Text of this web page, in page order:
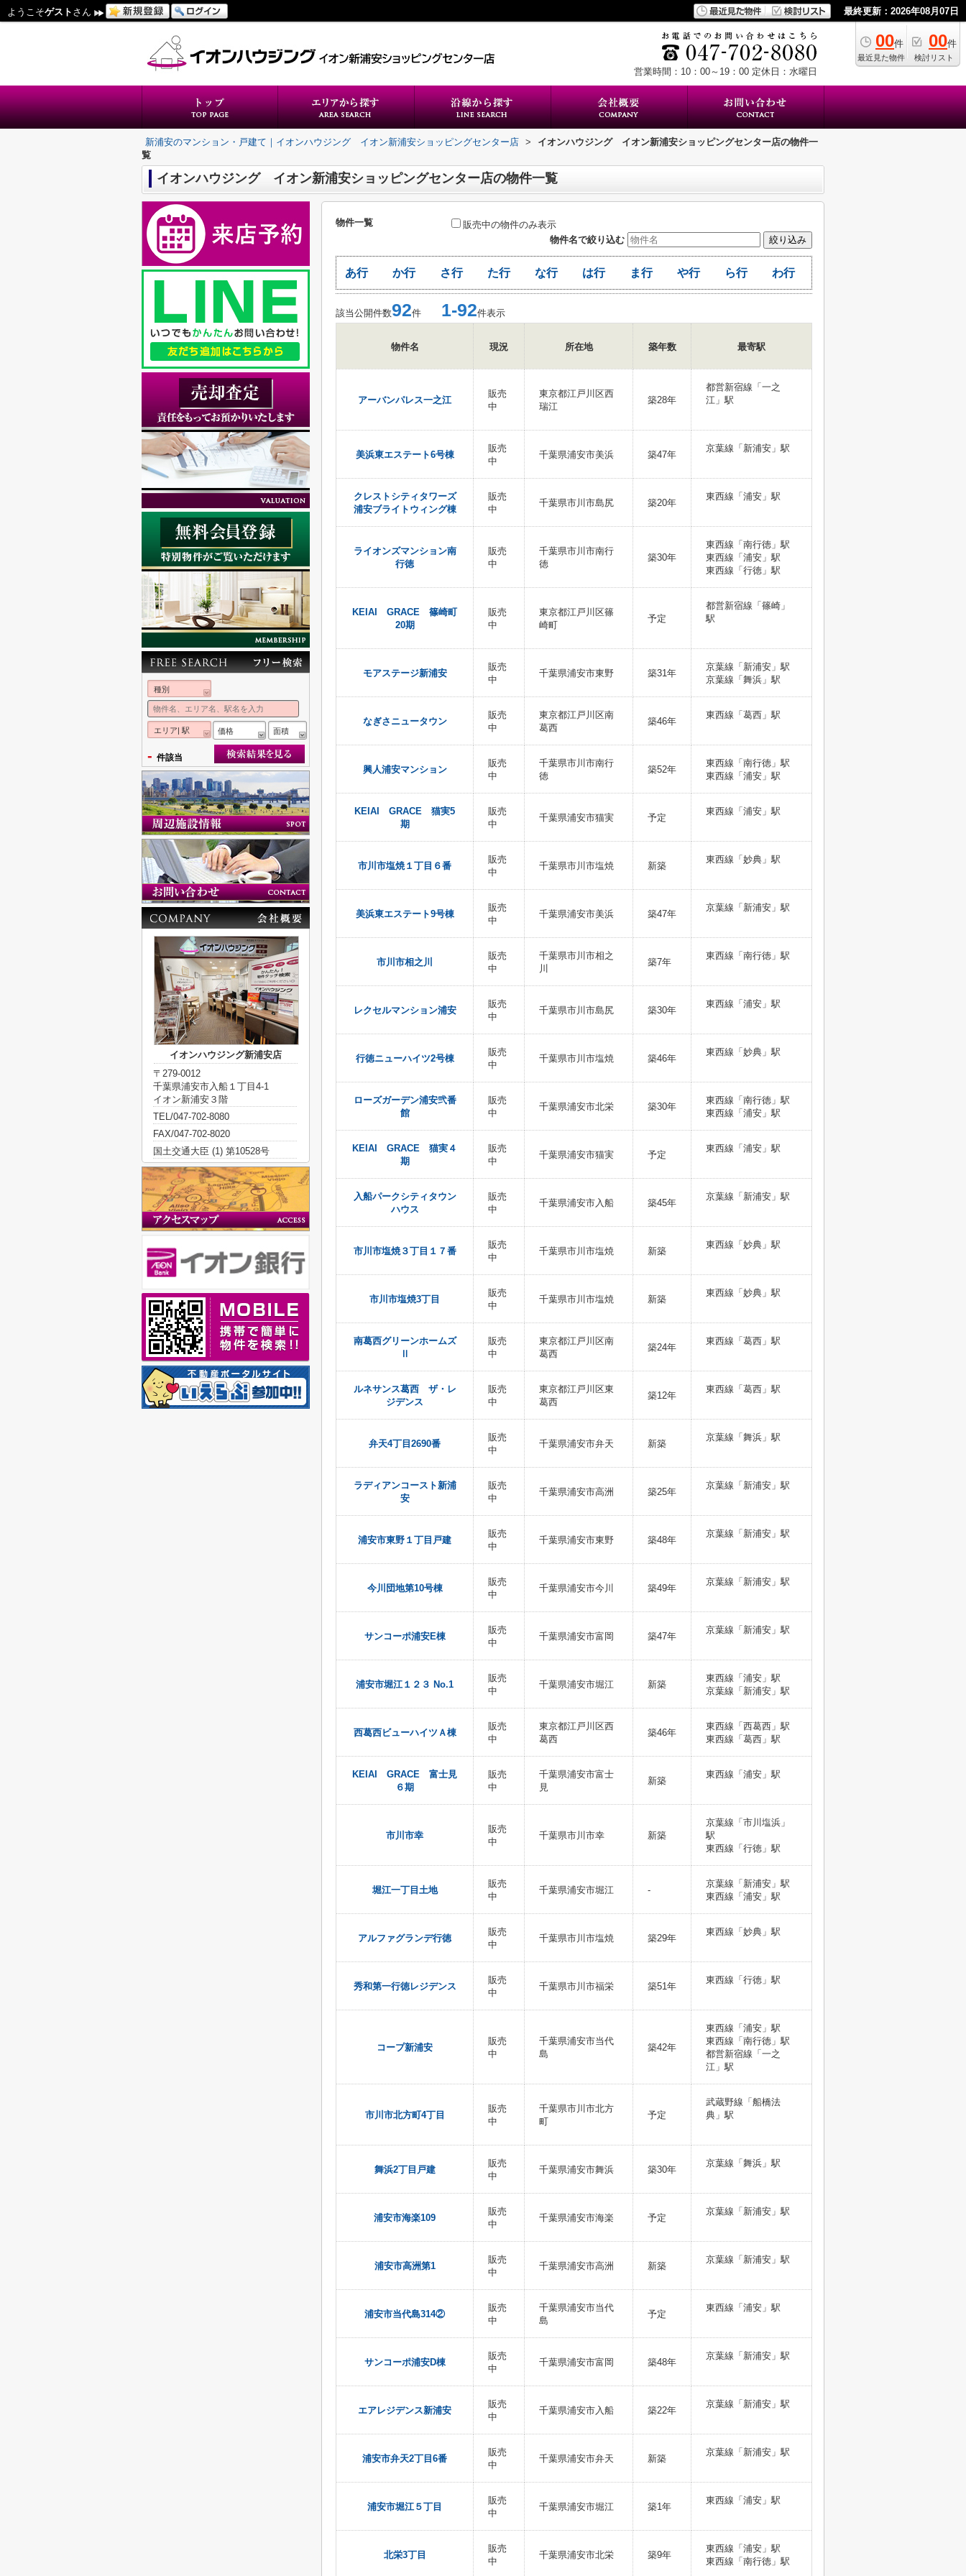
ようこそゲスト さん 最終更新：2026年08月07日
00件
最近見た物件
00件
検討リスト
営業時間：10：00～19：00 定休日：水曜日
新浦安のマンション・戸建て｜イオンハウジング イオン新浦安ショッピングセンター店 >
イオンハウジング イオン新浦安ショッピングセンター店の物件一
覧
イオンハウジング イオン新浦安ショッピングセンター店の物件一覧
物件一覧
販売中の物件のみ表示
物件名で絞り込む
あ行 か行 さ行 た行 な行 は行 ま行 や行 ら行 わ行
該当公開件数92件 1-92件表示
物件名 現況 所在地 築年数 最寄駅
アーバンパレス一之江
販売
中
東京都江戸川区西
瑞江
築28年
都営新宿線「一之
江」駅
美浜東エステート6号棟
販売
中
千葉県浦安市美浜 築47年
京葉線「新浦安」駅
クレストシティタワーズ
浦安ブライトウィング棟
販売
中
千葉県市川市島尻 築20年
東西線「浦安」駅
ライオンズマンション南
行徳
販売
中
千葉県市川市南行
徳
築30年
東西線「南行徳」駅
東西線「浦安」駅
東西線「行徳」駅
KEIAI GRACE 篠崎町
20期
販売
中
東京都江戸川区篠
崎町
予定
都営新宿線「篠崎」
駅
モアステージ新浦安
販売
中
千葉県浦安市東野 築31年
京葉線「新浦安」駅
京葉線「舞浜」駅
なぎさニュータウン
販売
中
東京都江戸川区南
葛西
築46年
東西線「葛西」駅
興人浦安マンション
販売
中
千葉県市川市南行
徳
築52年
東西線「南行徳」駅
東西線「浦安」駅
KEIAI GRACE 猫実5
期
販売
中
千葉県浦安市猫実 予定
東西線「浦安」駅
市川市塩焼１丁目６番
販売
中
千葉県市川市塩焼 新築
東西線「妙典」駅
美浜東エステート9号棟
販売
中
千葉県浦安市美浜 築47年
京葉線「新浦安」駅
市川市相之川
販売
中
千葉県市川市相之
川
築7年
東西線「南行徳」駅
レクセルマンション浦安
販売
中
千葉県市川市島尻 築30年
東西線「浦安」駅
行徳ニューハイツ2号棟
販売
中
千葉県市川市塩焼 築46年
東西線「妙典」駅
ローズガーデン浦安弐番
館
販売
中
千葉県浦安市北栄 築30年
東西線「南行徳」駅
東西線「浦安」駅
KEIAI GRACE 猫実４
期
販売
中
千葉県浦安市猫実 予定
東西線「浦安」駅
入船パークシティタウン
ハウス
販売
中
千葉県浦安市入船 築45年
京葉線「新浦安」駅
市川市塩焼３丁目１７番
販売
中
千葉県市川市塩焼 新築
東西線「妙典」駅
市川市塩焼3丁目
販売
中
千葉県市川市塩焼 新築
東西線「妙典」駅
南葛西グリーンホームズ
Ⅱ
販売
中
東京都江戸川区南
葛西
築24年
東西線「葛西」駅
ルネサンス葛西 ザ・レ
ジデンス
販売
中
東京都江戸川区東
葛西
築12年
東西線「葛西」駅
弁天4丁目2690番
販売
中
千葉県浦安市弁天 新築
京葉線「舞浜」駅
ラディアンコースト新浦
安
販売
中
千葉県浦安市高洲 築25年
京葉線「新浦安」駅
浦安市東野１丁目戸建
販売
中
千葉県浦安市東野 築48年
京葉線「新浦安」駅
今川団地第10号棟
販売
中
千葉県浦安市今川 築49年
京葉線「新浦安」駅
サンコーポ浦安E棟
販売
中
千葉県浦安市富岡 築47年
京葉線「新浦安」駅
浦安市堀江１２３ No.1
販売
中
千葉県浦安市堀江 新築
東西線「浦安」駅
京葉線「新浦安」駅
西葛西ビューハイツＡ棟
販売
中
東京都江戸川区西
葛西
築46年
東西線「西葛西」駅
東西線「葛西」駅
KEIAI GRACE 富士見
６期
販売
中
千葉県浦安市富士
見
新築
東西線「浦安」駅
市川市幸
販売
中
千葉県市川市幸 新築
京葉線「市川塩浜」
駅
東西線「行徳」駅
堀江一丁目土地
販売
中
千葉県浦安市堀江 -
京葉線「新浦安」駅
東西線「浦安」駅
アルファグランデ行徳
販売
中
千葉県市川市塩焼 築29年
東西線「妙典」駅
秀和第一行徳レジデンス
販売
中
千葉県市川市福栄 築51年
東西線「行徳」駅
コープ新浦安
販売
中
千葉県浦安市当代
島
築42年
東西線「浦安」駅
東西線「南行徳」駅
都営新宿線「一之
江」駅
市川市北方町4丁目
販売
中
千葉県市川市北方
町
予定
武蔵野線「船橋法
典」駅
舞浜2丁目戸建
販売
中
千葉県浦安市舞浜 築30年
京葉線「舞浜」駅
浦安市海楽109
販売
中
千葉県浦安市海楽 予定
京葉線「新浦安」駅
浦安市高洲第1
販売
中
千葉県浦安市高洲 新築
京葉線「新浦安」駅
浦安市当代島314②
販売
中
千葉県浦安市当代
島
予定
東西線「浦安」駅
サンコーポ浦安D棟
販売
中
千葉県浦安市富岡 築48年
京葉線「新浦安」駅
エアレジデンス新浦安
販売
中
千葉県浦安市入船 築22年
京葉線「新浦安」駅
浦安市弁天2丁目6番
販売
中
千葉県浦安市弁天 新築
京葉線「新浦安」駅
浦安市堀江５丁目
販売
中
千葉県浦安市堀江 築1年
東西線「浦安」駅
北栄3丁目
販売
中
千葉県浦安市北栄 築9年
東西線「浦安」駅
東西線「南行徳」駅
種別
エリア| 駅 価格 面積
- 件該当
イオンハウジング新浦安店
〒279-0012
千葉県浦安市入船１丁目4-1
イオン新浦安３階
TEL/047-702-8080
FAX/047-702-8020
国土交通大臣 (1) 第10528号